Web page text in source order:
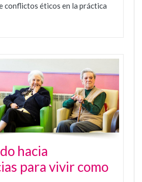
conflictos éticos en la práctica
hacia
para vivir como